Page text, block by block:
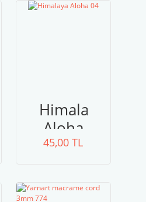
Himalaya
Aloha
04
45,00 TL